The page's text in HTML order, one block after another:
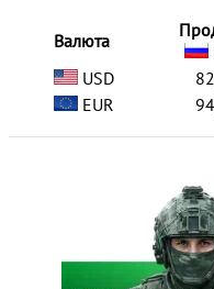
Валюта
USD
EUR